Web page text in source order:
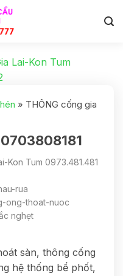
Lai-Kon Tum
» THÔNG cống gia
Kon Tum 0973.481.481
rua
ong-thoat-nuoc
nghẹt
sàn, thông cống
hệ thống bể phốt,